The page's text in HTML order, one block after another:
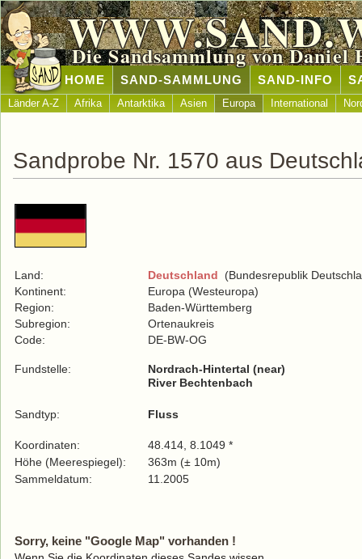
Die Sandsammlung von Daniel
HOME SAND-SAMMLUNG SAND-INFO
Länder A-Z Afrika Antarktika Asien Europa International
Sandprobe Nr. 1570 aus
Land: Deutschland (Bundesrepublik
Kontinent:
Europa (Westeuropa)
Region:
Baden-Württemberg
Subregion:
Ortenaukreis
Code:
DE-BW-OG
Fundstelle:
Nordrach-Hintertal (near)
River Bechtenbach
Sandtyp: Fluss
Koordinaten:
48.414, 8.1049 *
Höhe (Meerespiegel):
363m (± 10m)
Sammeldatum:
11.2005
Sorry, keine "Google Map" vorhanden !